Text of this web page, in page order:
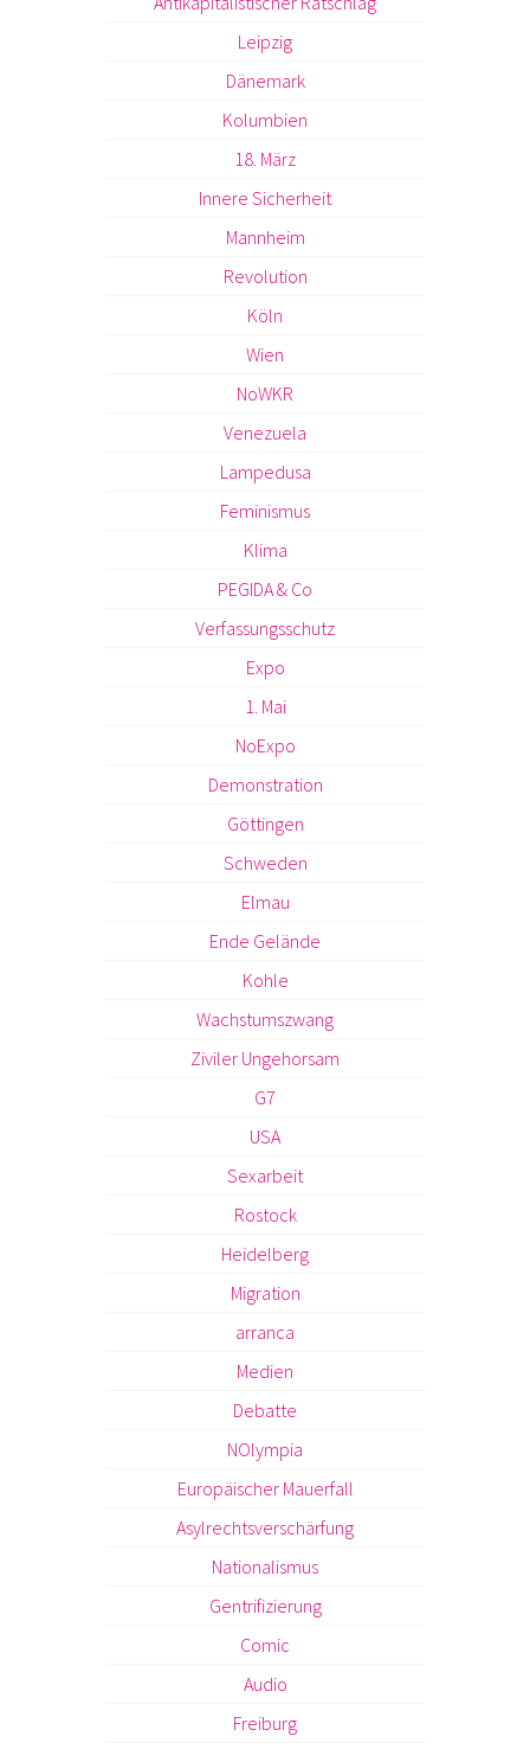
Leipzig
Dänemark
Kolumbien
18. März
Innere Sicherheit
Mannheim
Revolution
Köln
Wien
NoWKR
Venezuela
Lampedusa
Feminismus
Klima
PEGIDA & Co
Verfassungsschutz
Expo
1. Mai
NoExpo
Demonstration
Göttingen
Schweden
Elmau
Ende Gelände
Kohle
Wachstumszwang
Ziviler Ungehorsam
G7
USA
Sexarbeit
Rostock
Heidelberg
Migration
arranca
Medien
Debatte
NOlympia
Europäischer Mauerfall
Asylrechtsverschärfung
Nationalismus
Gentrifizierung
Comic
Audio
Freiburg